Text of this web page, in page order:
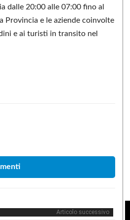
dalle 20:00 alle 07:00 fino al
Provincia e le aziende coinvolte
e ai turisti in transito nel
Articolo successivo